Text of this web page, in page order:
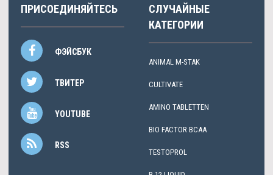
ПРИСОЕДИНЯЙТЕСЬ
ФЭЙСБУК
ТВИТЕР
YOUTUBE
RSS
СЛУЧАЙНЫЕ
КАТЕГОРИИ
ANIMAL M-STAK
CULTIVATE
AMINO TABLETTEN
BIO FACTOR BCAA
TESTOPROL